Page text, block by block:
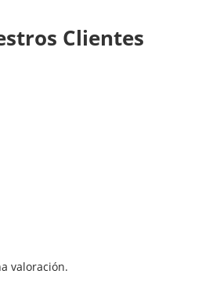
Clientes
valoración.